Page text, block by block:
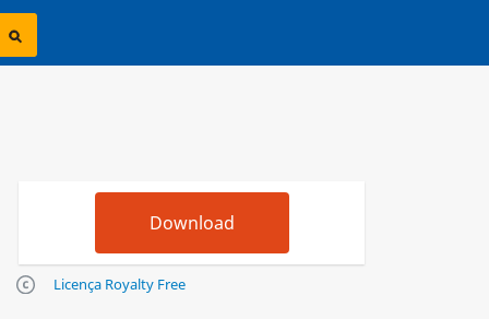
Licença Royalty Free